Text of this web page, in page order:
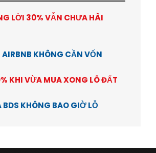
LỜI 30% VẪN CHƯA HÀI
KHÔNG CẦN VỐN
KHI VỪA MUA XONG LÔ ĐẤT
KHÔNG BAO GIỜ LỖ